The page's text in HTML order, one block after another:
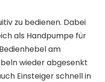
zu bedienen. Dabei
als Handpumpe für
am
wieder abgesenkt
Einsteiger schnell in